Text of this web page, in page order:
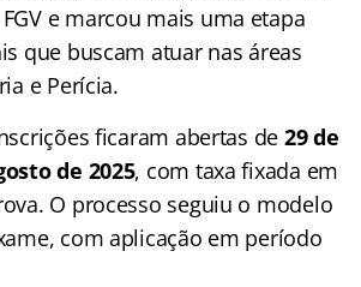
e marcou mais uma etapa
que buscam atuar nas áreas
e Perícia.
ficaram abertas de 29 de
de 2025, com taxa fixada em
O processo seguiu o modelo
com aplicação em período